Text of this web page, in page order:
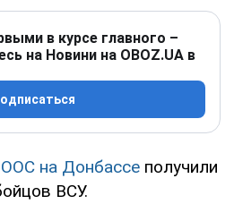
в курсе главного –
на Новини на OBOZ.UA в
ООС на Донбассе получили
ВСУ.